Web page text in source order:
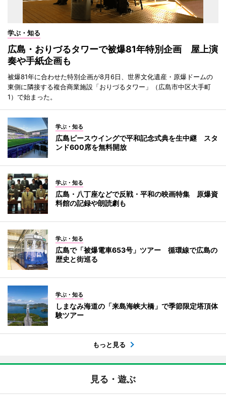
学ぶ・知る
広島・おりづるタワーで被爆81年特別企画 屋上演
奏や手紙企画も
被爆81年に合わせた特別企画が8月6日、世界文化遺産・原爆ドームの
東側に隣接する複合商業施設「おりづるタワー」（広島市中区大手町
1）で始まった。
学ぶ・知る
広島ピースウイングで平和記念式典を生中継 スタ
ンド600席を無料開放
学ぶ・知る
広島・八丁座などで反戦・平和の映画特集 原爆資
料館の記録や朗読劇も
学ぶ・知る
広島で「被爆電車653号」ツアー 循環線で広島の
歴史と街巡る
学ぶ・知る
しまなみ海道の「来島海峡大橋」で季節限定塔頂体
験ツアー
もっと見る
見る・遊ぶ